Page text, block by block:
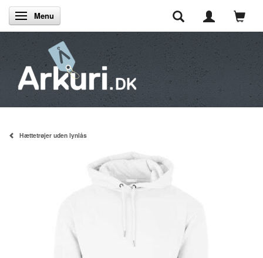
Skifte navigation
Menu
Hættetrøjer uden lynlås